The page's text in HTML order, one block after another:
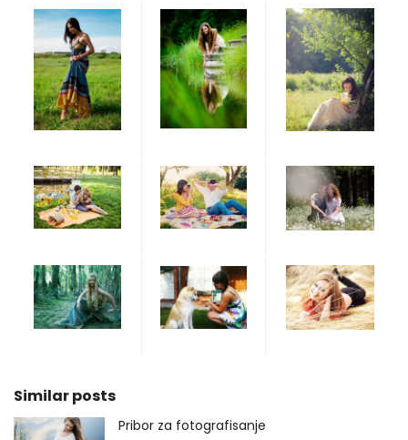
Similar posts
Pribor za fotografisanje